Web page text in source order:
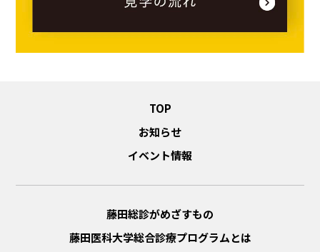
TOP
お知らせ
イベント情報
藤田総診がめざすもの
藤田医科大学総合診療プログラムとは